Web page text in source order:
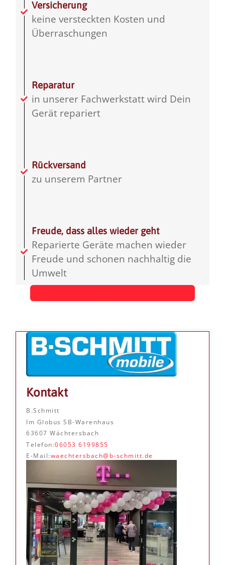
Versicherung
keine versteckten Kosten und
Überraschungen
Reparatur
in unserer Fachwerkstatt wird Dein
Gerät repariert
Rückversand
zu unserem Partner
Freude, dass alles wieder geht
Reparierte Geräte machen wieder
Freude und schonen nachhaltig die
Umwelt
Kontakt
B.Schmitt
Im Globus SB-Warenhaus
63607 Wächtersbach
Telefon:06053 6199855
E-Mail:waechtersbach@b-schmitt.de